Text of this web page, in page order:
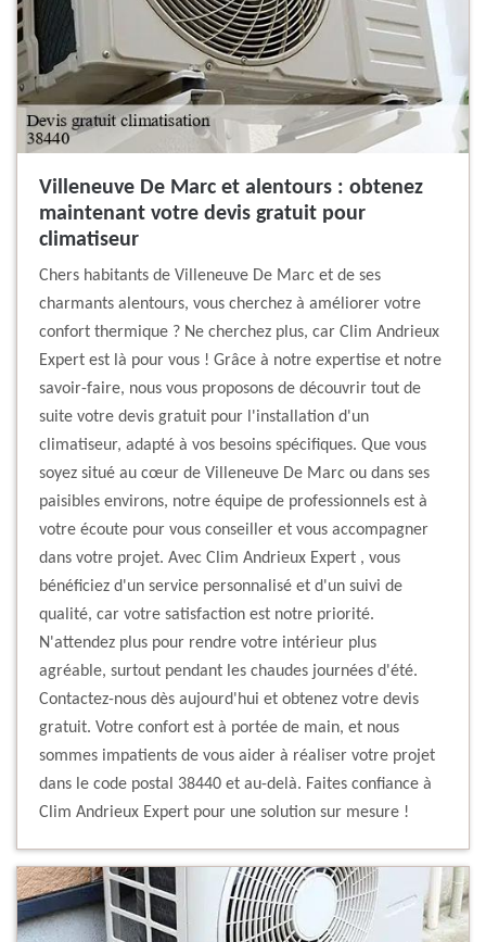
Villeneuve De Marc et alentours : obtenez
maintenant votre devis gratuit pour
climatiseur
Chers habitants de Villeneuve De Marc et de ses
charmants alentours, vous cherchez à améliorer votre
confort thermique ? Ne cherchez plus, car Clim Andrieux
Expert est là pour vous ! Grâce à notre expertise et notre
savoir-faire, nous vous proposons de découvrir tout de
suite votre devis gratuit pour l'installation d'un
climatiseur, adapté à vos besoins spécifiques. Que vous
soyez situé au cœur de Villeneuve De Marc ou dans ses
paisibles environs, notre équipe de professionnels est à
votre écoute pour vous conseiller et vous accompagner
dans votre projet. Avec Clim Andrieux Expert , vous
bénéficiez d'un service personnalisé et d'un suivi de
qualité, car votre satisfaction est notre priorité.
N'attendez plus pour rendre votre intérieur plus
agréable, surtout pendant les chaudes journées d'été.
Contactez-nous dès aujourd'hui et obtenez votre devis
gratuit. Votre confort est à portée de main, et nous
sommes impatients de vous aider à réaliser votre projet
dans le code postal 38440 et au-delà. Faites confiance à
Clim Andrieux Expert pour une solution sur mesure !